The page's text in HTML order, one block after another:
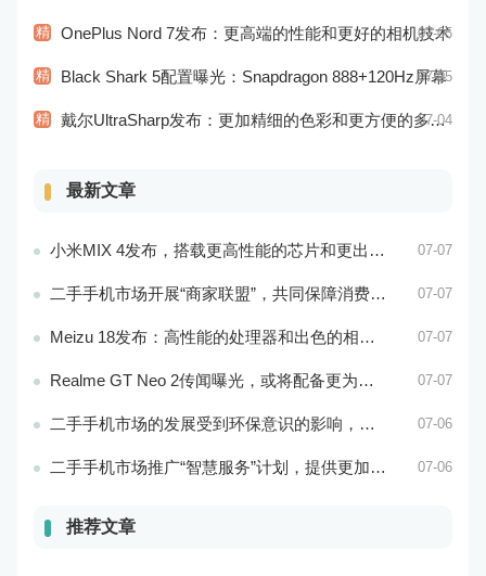
精 OnePlus Nord 7发布：更高端的性能和更好的相机技术
07-05
精 Black Shark 5配置曝光：Snapdragon 888+120Hz屏幕
07-05
精 戴尔UltraSharp发布：更加精细的色彩和更方便的多屏操作07-04
最新文章
小米MIX 4发布，搭载更高性能的芯片和更出色的相机系统 07-07
二手手机市场开展“商家联盟”，共同保障消费者权益 07-07
Meizu 18发布：高性能的处理器和出色的相机性能 07-07
Realme GT Neo 2传闻曝光，或将配备更为出色的处理器和实用功能 07-07
二手手机市场的发展受到环保意识的影响，成为可持续消费的重要方式 07-06
二手手机市场推广“智慧服务”计划，提供更加个性化的服务体验 07-06
推荐文章